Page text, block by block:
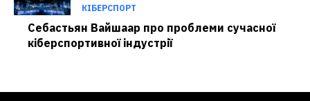
КІБЕРСПОРТ
Себастьян Вайшаар про проблеми сучасної
кіберспортивної індустрії